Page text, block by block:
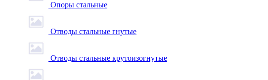
Опоры стальные
Отводы стальные гнутые
Отводы стальные крутоизогнутые